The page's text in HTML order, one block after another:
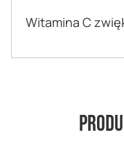
Witamina C